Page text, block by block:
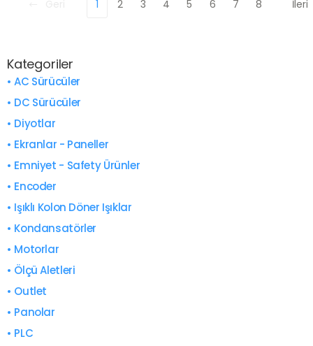
1 2 3 4 5 6 7 8 İleri
Kategoriler
• AC Sürücüler
• DC Sürücüler
• Diyotlar
• Ekranlar - Paneller
• Emniyet - Safety Ürünler
• Encoder
• Işıklı Kolon Döner Işıklar
• Kondansatörler
• Motorlar
• Ölçü Aletleri
• Outlet
• Panolar
• PLC